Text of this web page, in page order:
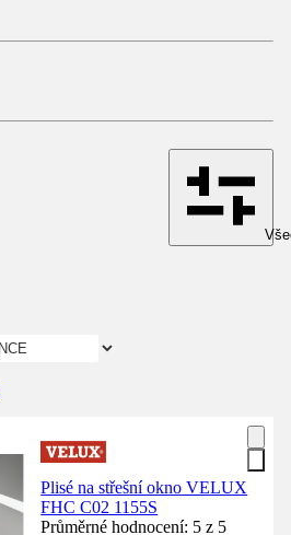
Plisé na střešní okno VELUX
FHC C02 1155S
Průměrné hodnocení: 5 z 5